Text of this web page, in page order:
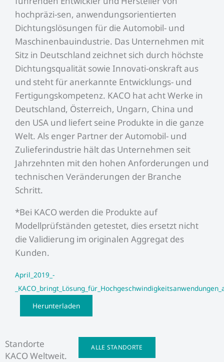
hochpräzi-sen, anwendungsorientierten
Dichtungslösungen für die Automobil- und
Maschinenbauindustrie. Das Unternehmen mit
Sitz in Deutschland zeichnet sich durch höchste
Dichtungsqualität sowie Innovati-onskraft aus
und steht für anerkannte Entwicklungs- und
Fertigungskompetenz. KACO hat acht Werke in
Deutschland, Österreich, Ungarn, China und
den USA und liefert seine Produkte in die ganze
Welt. Als enger Partner der Automobil- und
Zulieferindustrie hält das Unternehmen seit
Jahrzehnten mit den hohen Anforderungen und
technischen Veränderungen der Branche
Schritt.
*Bei KACO werden die Produkte auf
Modellprüfständen getestet, dies ersetzt nicht
die Validierung im originalen Aggregat des
Kunden.
April_2019_-
Herunterladen
Standorte
KACO Weltweit.
ALLE STANDORTE